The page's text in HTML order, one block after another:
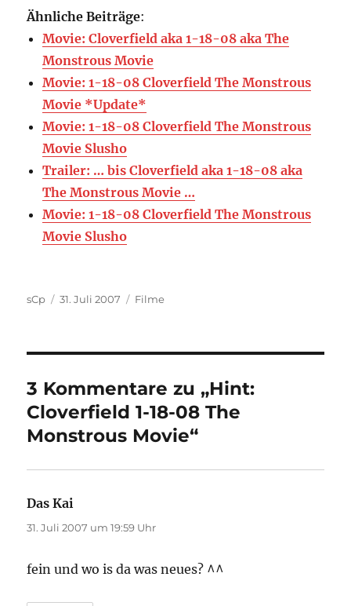
Ähnliche Beiträge:
Movie: Cloverfield aka 1-18-08 aka The
Monstrous Movie
Movie: 1-18-08 Cloverfield The Monstrous
Movie *Update*
Movie: 1-18-08 Cloverfield The Monstrous
Movie Slusho
Trailer: … bis Cloverfield aka 1-18-08 aka
The Monstrous Movie …
Movie: 1-18-08 Cloverfield The Monstrous
Movie Slusho
Autor
sCp
Veröffentlicht
31. Juli 2007 Kategorien
Filme
3 Kommentare zu „Hint:
Cloverfield 1-18-08 The
Monstrous Movie“
Das Kai
31. Juli 2007 um 19:59 Uhr
fein und wo is da was neues? ^^